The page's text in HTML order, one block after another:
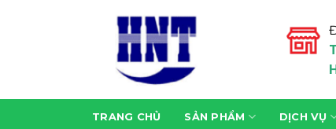
TRANG CHỦ SẢN PHẨM DỊCH VỤ